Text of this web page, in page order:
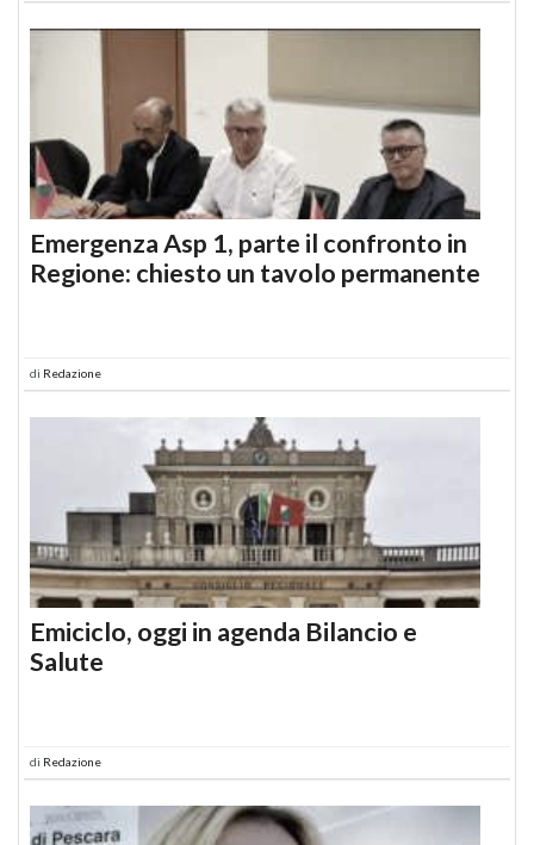
Emergenza Asp 1, parte il confronto in
Regione: chiesto un tavolo permanente
di Redazione
Emiciclo, oggi in agenda Bilancio e
Salute
di Redazione